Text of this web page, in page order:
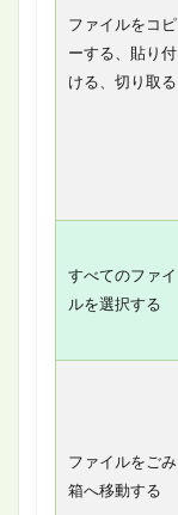
ファイルをコピ
ーする、貼り付
ける、切り取る
すべてのファイ
ルを選択する
ファイルをごみ
箱へ移動する